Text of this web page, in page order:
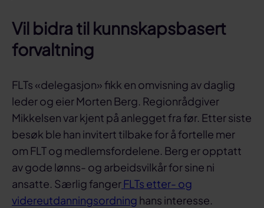
Vil bidra til kunnskapsbasert
forvaltning
FLTs «delegasjon» fikk en omvisning av daglig
leder og eier Morten Berg. Regionrådgiver
Mikkelsen var kjent på anlegget fra før. Etter siste
besøk ble han invitert tilbake for å fortelle mer
om FLT og medlemsfordelene. Berg er opptatt
av gode lønns- og arbeidsvilkår for sine ni
ansatte. Særlig fangerFLTs etter- og
videreutdanningsordning hans interesse.